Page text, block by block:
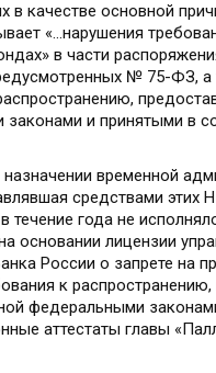
в качестве основной
«...нарушения
в части
№ 75-ФЗ, а
и принятыми в
временной
средствами
течение года не
основании лицензии
России о запрете на
к
федеральными
аттестаты главы